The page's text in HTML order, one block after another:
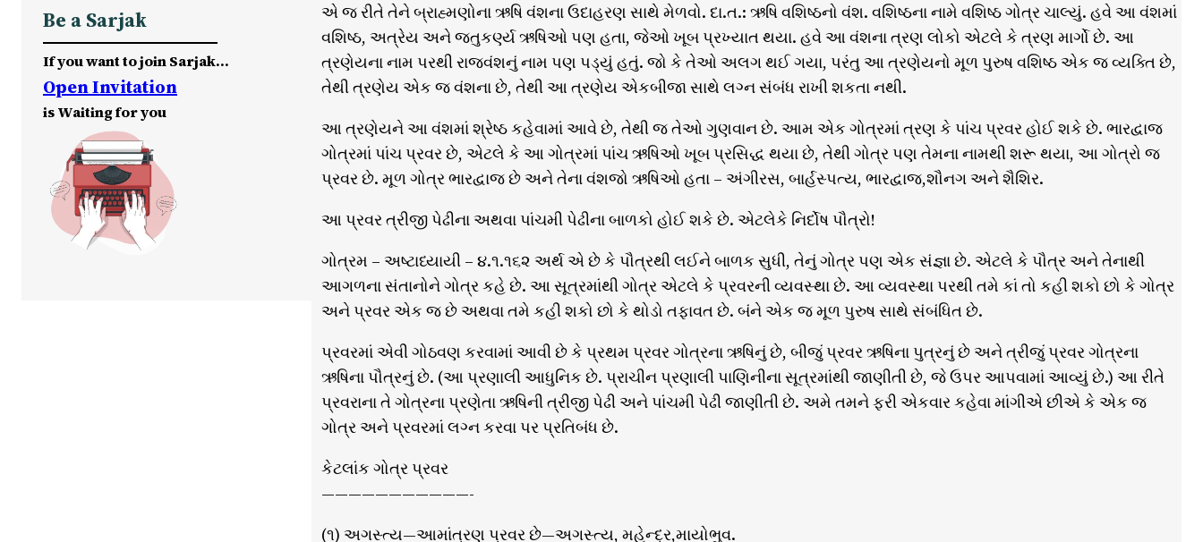
Be a Sarjak
If you want to join Sarjak…
Open Invitation
is Waiting for you
એ જ રીતે તેને બ્રાહ્મણોના ઋષિ વંશના ઉદાહરણ સાથે મેળવો. દા.ત.: ઋષિ વશિષ્ઠનો વંશ. વશિષ્ઠના નામે વશિષ્ઠ ગોત્ર ચાલ્યું. હવે આ વંશમાં
વશિષ્ઠ, અત્રેય અને જતુકર્ણ્ય ઋષિઓ પણ હતા, જેઓ ખૂબ પ્રખ્યાત થયા. હવે આ વંશના ત્રણ લોકો એટલે કે ત્રણ માર્ગો છે. આ
ત્રણેયના નામ પરથી રાજવંશનું નામ પણ પડ્યું હતું. જો કે તેઓ અલગ થઈ ગયા, પરંતુ આ ત્રણેયનો મૂળ પુરુષ વશિષ્ઠ એક જ વ્યક્તિ છે,
તેથી ત્રણેય એક જ વંશના છે, તેથી આ ત્રણેય એકબીજા સાથે લગ્ન સંબંધ રાખી શકતા નથી.
આ ત્રણેયને આ વંશમાં શ્રેષ્ઠ કહેવામાં આવે છે, તેથી જ તેઓ ગુણવાન છે. આમ એક ગોત્રમાં ત્રણ કે પાંચ પ્રવર હોઈ શકે છે. ભારદ્વાજ
ગોત્રમાં પાંચ પ્રવર છે, એટલે કે આ ગોત્રમાં પાંચ ઋષિઓ ખૂબ પ્રસિદ્ધ થયા છે, તેથી ગોત્ર પણ તેમના નામથી શરૂ થયા, આ ગોત્રો જ
પ્રવર છે. મૂળ ગોત્ર ભારદ્વાજ છે અને તેના વંશજો ઋષિઓ હતા – અંગીરસ, બાર્હસ્પત્ય, ભારદ્વાજ,શૌનગ અને શૈશિર.
આ પ્રવર ત્રીજી પેઢીના અથવા પાંચમી પેઢીના બાળકો હોઈ શકે છે. એટલેકે નિર્દોષ પૌત્રો!
ગોત્રમ – અષ્ટાધ્યાયી – ૪.૧.૧૬૨ અર્થ એ છે કે પૌત્રથી લઈને બાળક સુધી, તેનું ગોત્ર પણ એક સંજ્ઞા છે. એટલે કે પૌત્ર અને તેનાથી
આગળના સંતાનોને ગોત્ર કહે છે. આ સૂત્રમાંથી ગોત્ર એટલે કે પ્રવરની વ્યવસ્થા છે. આ વ્યવસ્થા પરથી તમે કાં તો કહી શકો છો કે ગોત્ર
અને પ્રવર એક જ છે અથવા તમે કહી શકો છો કે થોડો તફાવત છે. બંને એક જ મૂળ પુરુષ સાથે સંબંધિત છે.
પ્રવરમાં એવી ગોઠવણ કરવામાં આવી છે કે પ્રથમ પ્રવર ગોત્રના ઋષિનું છે, બીજું પ્રવર ઋષિના પુત્રનું છે અને ત્રીજું પ્રવર ગોત્રના
ઋષિના પૌત્રનું છે. (આ પ્રણાલી આધુનિક છે. પ્રાચીન પ્રણાલી પાણિનીના સૂત્રમાંથી જાણીતી છે, જે ઉપર આપવામાં આવ્યું છે.) આ રીતે
પ્રવરાના તે ગોત્રના પ્રણેતા ઋષિની ત્રીજી પેઢી અને પાંચમી પેઢી જાણીતી છે. અમે તમને ફરી એકવાર કહેવા માંગીએ છીએ કે એક જ
ગોત્ર અને પ્રવરમાં લગ્ન કરવા પર પ્રતિબંધ છે.
કેટલાંક ગોત્ર પ્રવર
———————————-
(૧) અગસ્ત્ય—આમાંત્રણ પ્રવર છે—અગસ્ત્ય, મહેન્દ્ર,માયોભુવ.